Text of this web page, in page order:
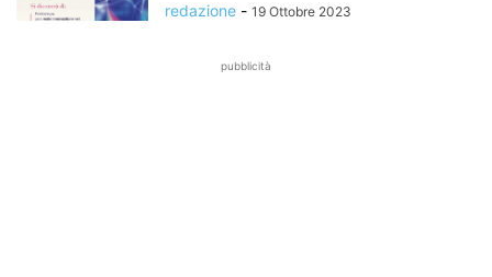
redazione - 19 Ottobre 2023
pubblicità